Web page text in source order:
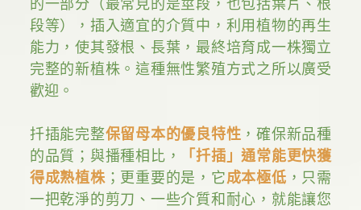
段等），插入適宜的介質中，利用植物的再生
能力，使其發根、長葉，最終培育成一株獨立
完整的新植株。這種無性繁殖方式之所以廣受
歡迎。
扦插能完整保留母本的優良特性 ，確保新品種
的品質；與播種相比，
「扦插」通常能更快獲
得成熟植株；更重要的是，它成本極低 ，只需
一把乾淨的剪刀、一些介質和耐心，就能讓您